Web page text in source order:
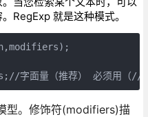
RegExp 就是这种模式。
面量（推荐） 必须用（//
型。修饰符(modifiers)描